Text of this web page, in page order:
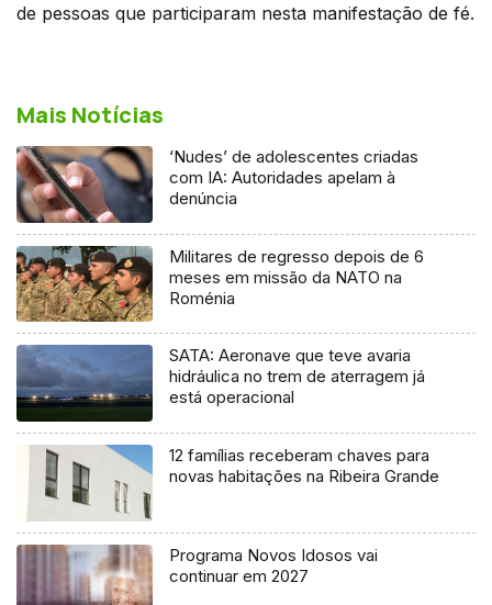
de pessoas que participaram nesta manifestação de fé.
Mais Notícias
‘Nudes’ de adolescentes criadas
com IA: Autoridades apelam à
denúncia
Militares de regresso depois de 6
meses em missão da NATO na
Roménia
SATA: Aeronave que teve avaria
hidráulica no trem de aterragem já
está operacional
12 famílias receberam chaves para
novas habitações na Ribeira Grande
Programa Novos Idosos vai
continuar em 2027